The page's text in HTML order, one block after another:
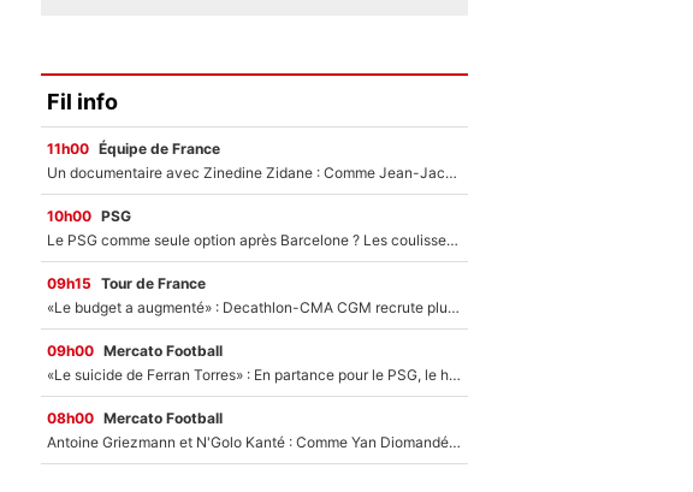
Fil info
11h00 Équipe de France
Un documentaire avec Zinedine Zidane : Comme Jean-Jacques Goldman et Mylène Farmer, le nouveau sélectionneur de l'équipe de France a recalé une journaliste très connue
10h00 PSG
Le PSG comme seule option après Barcelone ? Les coulisses de la signature historique de Lionel Messi sont révélées au grand jour !
09h15 Tour de France
«Le budget a augmenté» : Decathlon-CMA CGM recrute plusieurs coureurs pour offrir à Paul Seixas une équipe pour gagner le Tour de France 2027
09h00 Mercato Football
«Le suicide de Ferran Torres» : En partance pour le PSG, le héros de la finale de la Coupe du monde s'attire les foudres de la presse espagnole !
08h00 Mercato Football
Antoine Griezmann et N'Golo Kanté : Comme Yan Diomandé, les deux champions du monde ont refusé de signer au PSG !